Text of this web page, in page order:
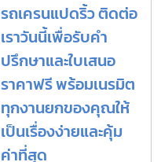
รถเครนแปดริ้ว ติดต่อ
เราวันนี้เพื่อรับคำ
ปรึกษาและใบเสนอ
ราคาฟรี พร้อมเนรมิต
ทุกงานยกของคุณให้
เป็นเรื่องง่ายและคุ้ม
ค่าที่สุด